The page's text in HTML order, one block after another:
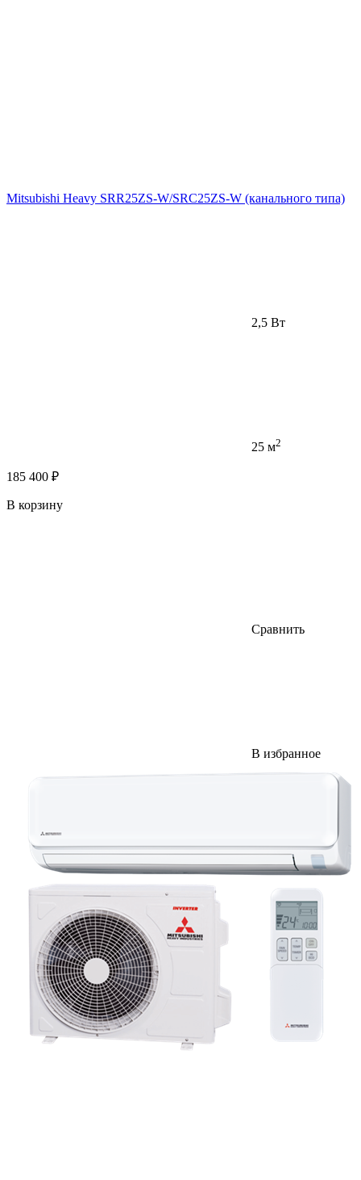
Mitsubishi Heavy SRR25ZS-W/SRC25ZS-W (канального типа)
2,5 Вт
25 м2
185 400 ₽
В корзину
Сравнить
В избранное